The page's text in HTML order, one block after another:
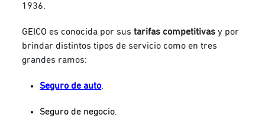
1936.
GEICO es conocida por sustarifas competitivas y por
brindar distintos tipos de servicio como en tres
grandes ramos:
Seguro de auto.
Seguro de negocio.